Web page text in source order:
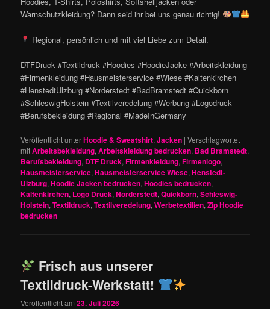
Warnschutzkleidung? Dann seid ihr bei uns genau richtig!
Regional, persönlich und mit viel Liebe zum Detail.
DTFDruck #Textildruck #Hoodies #HoodieJacke #Arbeitskleidung
#Firmenkleidung #Hausmeisterservice #Wiese #Kaltenkirchen
#HenstedtUlzburg #Norderstedt #BadBramstedt #Quickborn
#SchleswigHolstein #Textilveredelung #Werbung #Logodruck
#Berufsbekleidung #Regional #MadeInGermany
Veröffentlicht unterHoodie & Sweatshirt,Jacken |Verschlagwortet
mitArbeitsbekleidung,Arbeitskleidung bedrucken, Bad Bramstedt,
Berufsbekleidung, DTF Druck,Firmenkleidung,Firmenlogo,
Hausmeisterservice,Hausmeisterservice Wiese,Henstedt-
Ulzburg,Hoodie Jacken bedrucken,Hoodies bedrucken,
Kaltenkirchen, Logo Druck,Norderstedt,Quickborn,Schleswig-
Holstein,Textildruck,Textilveredelung,Werbetextilien,Zip Hoodie
bedrucken
Frisch aus unserer
Textildruck-Werkstatt!
Veröffentlicht am23. Juli 2026